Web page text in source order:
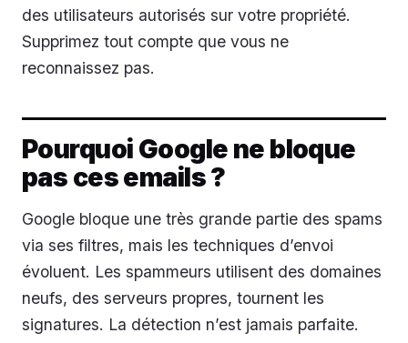
des utilisateurs autorisés sur votre propriété.
Supprimez tout compte que vous ne
reconnaissez pas.
Pourquoi Google ne bloque
pas ces emails ?
Google bloque une très grande partie des spams
via ses filtres, mais les techniques d’envoi
évoluent. Les spammeurs utilisent des domaines
neufs, des serveurs propres, tournent les
signatures. La détection n’est jamais parfaite.